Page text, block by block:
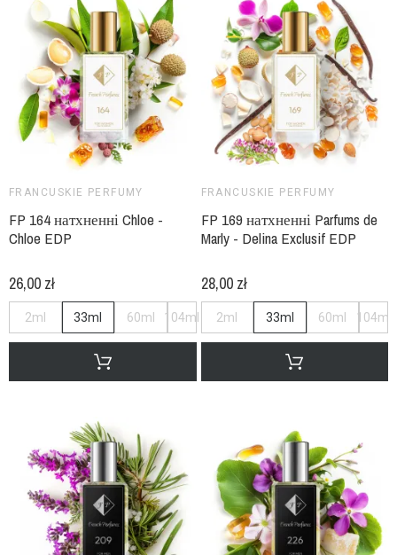
FRANCUSKIE PERFUMY
FP 164 натхненні Chloe -
Chloe EDP
26,00 zł
2ml 33ml 60ml 104ml
FRANCUSKIE PERFUMY
FP 169 натхненні Parfums de
Marly - Delina Exclusif EDP
28,00 zł
2ml 33ml 60ml 104ml